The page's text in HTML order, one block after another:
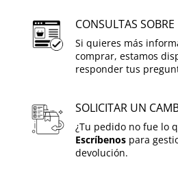
CONSULTAS
Si quieres más
comprar, estamos
responder tus
SOLICITAR UN
¿Tu pedido no fue lo
Escríbenospara
devolución.